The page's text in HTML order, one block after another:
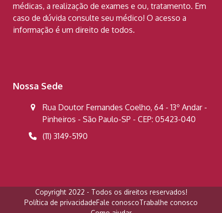
médicas, a realização de exames e ou, tratamento. Em
caso de dúvida consulte seu médico! O acesso a
informação é um direito de todos.
Nossa Sede
Rua Doutor Fernandes Coelho, 64 - 13º Andar -
Pinheiros - São Paulo-SP - CEP: 05423-040
(11) 3149-5190
Copyright 2022 - Todos os direitos reservados!
Política de privacidadeFale conoscoTrabalhe conosco